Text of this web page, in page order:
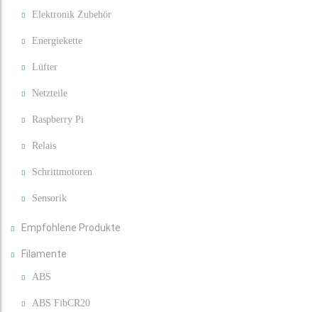
Elektronik Zubehör
Energiekette
Lüfter
Netzteile
Raspberry Pi
Relais
Schrittmotoren
Sensorik
Empfohlene Produkte
Filamente
ABS
ABS FibCR20